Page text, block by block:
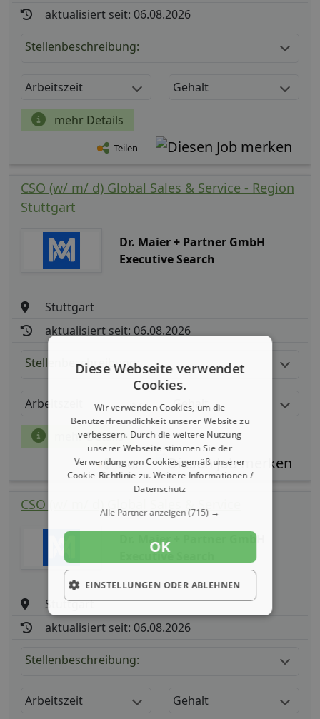
aktualisiert seit: 06.08.2026
Stellenbeschreibung:
Arbeitszeit Gehalt
mehr Details
Teilen
CSO (w/ m/ d) Global Sales & Service - Region
Stuttgart
Dr. Maier + Partner GmbH
Executive Search
Stuttgart
aktualisiert seit: 06.08.2026
Stellenbeschreibung:
Arbeitszeit Gehalt
mehr Details
Teilen
CSO (w/ m/ d) Global Sales & Service
Dr. Maier + Partner GmbH
Executive Search
Stuttgart
aktualisiert seit: 06.08.2026
Stellenbeschreibung:
Arbeitszeit Gehalt
Diese Webseite verwendet
Cookies.
Wir verwenden Cookies, um die
Benutzerfreundlichkeit unserer Website zu
verbessern. Durch die weitere Nutzung
unserer Webseite stimmen Sie der
Verwendung von Cookies gemäß unserer
Cookie-Richtlinie zu.Weitere Informationen /
Datenschutz
Alle Partner anzeigen(715) →
OK
EINSTELLUNGEN ODER ABLEHNEN